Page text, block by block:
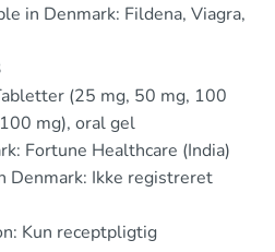
in Denmark: Fildena, Viagra,
(25 mg, 50 mg, 100
mg), oral gel
Fortune Healthcare (India)
Denmark: Ikke registreret
Kun receptpligtig